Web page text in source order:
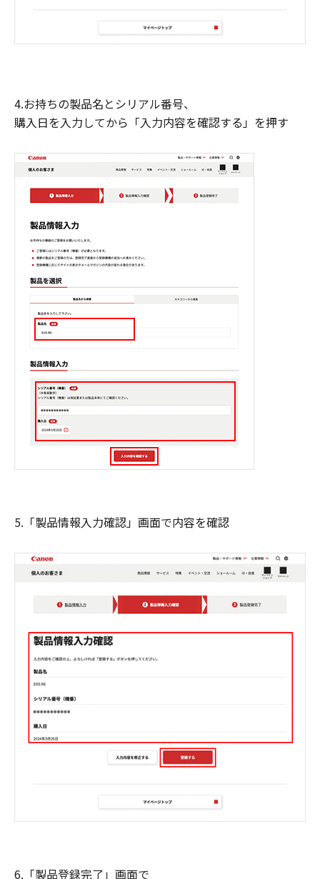
4.お持ちの製品名とシリアル番号、
購入日を入力してから「入力内容を確認する」を押す
5.「製品情報入力確認」画面で内容を確認
6.「製品登録完了」画面で